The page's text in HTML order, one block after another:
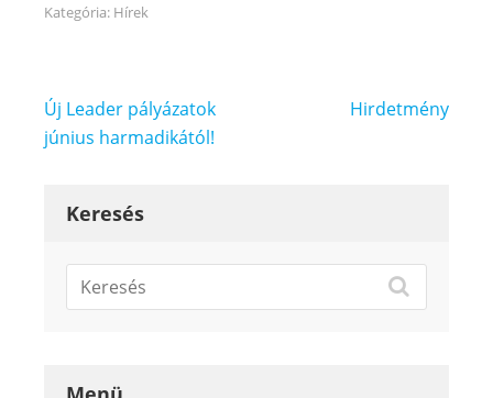
Kategória: Hírek
Bejegyzés
navigáció
Új Leader pályázatok
június harmadikától!
Hirdetmény
Keresés